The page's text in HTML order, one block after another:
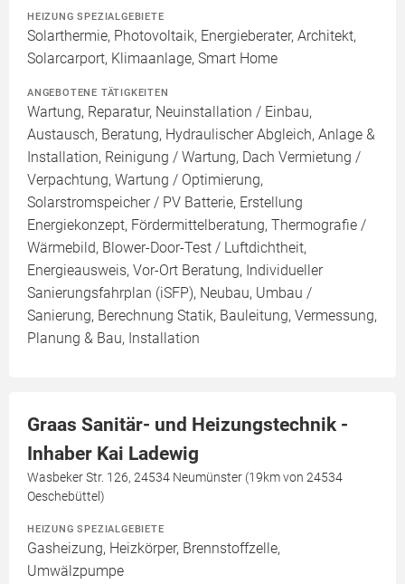
HEIZUNG SPEZIALGEBIETE
Solarthermie, Photovoltaik, Energieberater, Architekt,
Solarcarport, Klimaanlage, Smart Home
ANGEBOTENE TÄTIGKEITEN
Wartung, Reparatur, Neuinstallation / Einbau,
Austausch, Beratung, Hydraulischer Abgleich, Anlage &
Installation, Reinigung / Wartung, Dach Vermietung /
Verpachtung, Wartung / Optimierung,
Solarstromspeicher / PV Batterie, Erstellung
Energiekonzept, Fördermittelberatung, Thermografie /
Wärmebild, Blower-Door-Test / Luftdichtheit,
Energieausweis, Vor-Ort Beratung, Individueller
Sanierungsfahrplan (iSFP), Neubau, Umbau /
Sanierung, Berechnung Statik, Bauleitung, Vermessung,
Planung & Bau, Installation
Graas Sanitär- und Heizungstechnik -
Inhaber Kai Ladewig
Wasbeker Str. 126, 24534 Neumünster (19km von 24534
Oeschebüttel)
HEIZUNG SPEZIALGEBIETE
Gasheizung, Heizkörper, Brennstoffzelle,
Umwälzpumpe